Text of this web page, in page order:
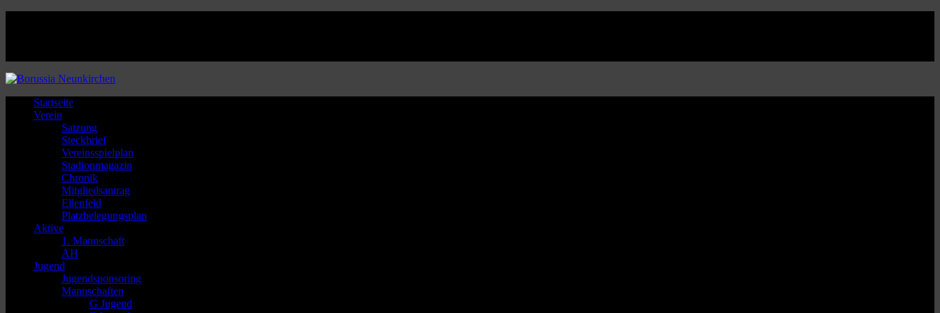
Startseite
Verein
Satzung
Steckbrief
Vereinsspielplan
Stadionmagazin
Chronik
Mitgliedsantrag
Ellenfeld
Platzbelegungsplan
Aktive
1. Mannschaft
AH
Jugend
Jugendsponsoring
Mannschaften
G Jugend